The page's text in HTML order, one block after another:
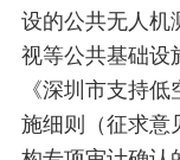
设的公共无人机
视等公共基础设
《深圳市支持
施细则（征求意